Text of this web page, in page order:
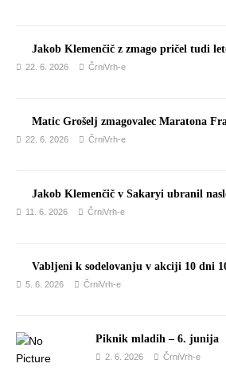
Jakob Klemenčič z zmago pričel tudi
22. 6. 2026 ČrniVrh-e
Matic Grošelj zmagovalec Maratona
22. 6. 2026 ČrniVrh-e
Jakob Klemenčič v Sakaryi ubranil
11. 6. 2026 ČrniVrh-e
Vabljeni k sodelovanju v akciji 10 dni
5. 6. 2026 ČrniVrh-e
Piknik mladih – 6. junija
2. 6. 2026 ČrniVrh-e